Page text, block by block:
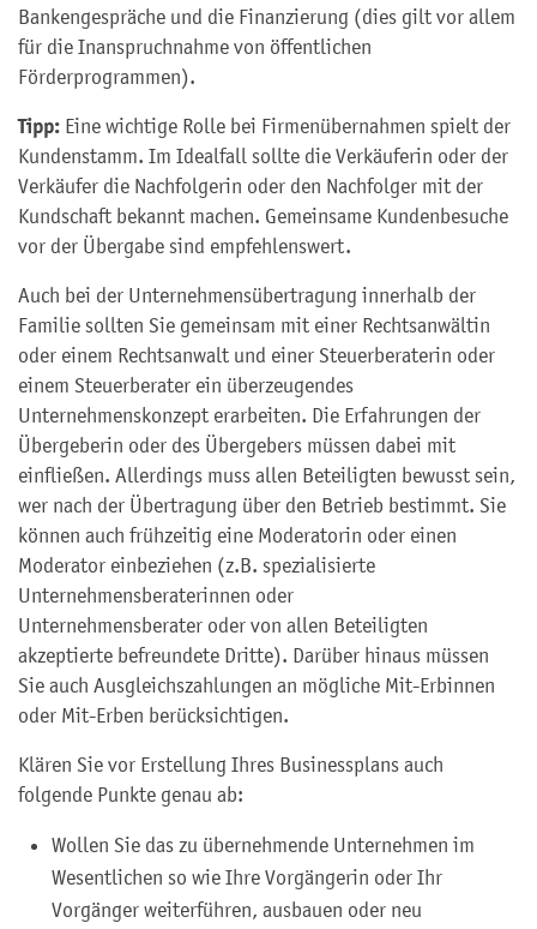
Bankengespräche und die Finanzierung (dies gilt vor allem
für die Inanspruchnahme von öffentlichen
Förderprogrammen).
Tipp: Eine wichtige Rolle bei Firmenübernahmen spielt der
Kundenstamm. Im Idealfall sollte die Verkäuferin oder der
Verkäufer die Nachfolgerin oder den Nachfolger mit der
Kundschaft bekannt machen. Gemeinsame Kundenbesuche
vor der Übergabe sind empfehlenswert.
Auch bei der Unternehmensübertragung innerhalb der
Familie sollten Sie gemeinsam mit einer Rechtsanwältin
oder einem Rechtsanwalt und einer Steuerberaterin oder
einem Steuerberater ein überzeugendes
Unternehmenskonzept erarbeiten. Die Erfahrungen der
Übergeberin oder des Übergebers müssen dabei mit
einfließen. Allerdings muss allen Beteiligten bewusst sein,
wer nach der Übertragung über den Betrieb bestimmt. Sie
können auch frühzeitig eine Moderatorin oder einen
Moderator einbeziehen (z.B. spezialisierte
Unternehmensberaterinnen oder
Unternehmensberater oder von allen Beteiligten
akzeptierte befreundete Dritte). Darüber hinaus müssen
Sie auch Ausgleichszahlungen an mögliche Mit-Erbinnen
oder Mit-Erben berücksichtigen.
Klären Sie vor Erstellung Ihres Businessplans auch
folgende Punkte genau ab:
Wollen Sie das zu übernehmende Unternehmen im
Wesentlichen so wie Ihre Vorgängerin oder Ihr
Vorgänger weiterführen, ausbauen oder neu